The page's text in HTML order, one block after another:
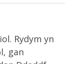
Rydym yn
gan